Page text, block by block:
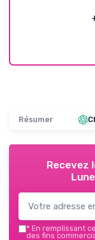
Résumer
Recevez
* En remplissant
des fins